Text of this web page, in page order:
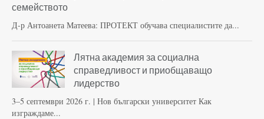
семейството
Д-р Антоанета Матеева: ПРОТЕКТ обучава специалистите да...
Лятна академия за социална
справедливост и приобщаващо
лидерство
3–5 септември 2026 г. | Нов български университет Как
изграждаме...